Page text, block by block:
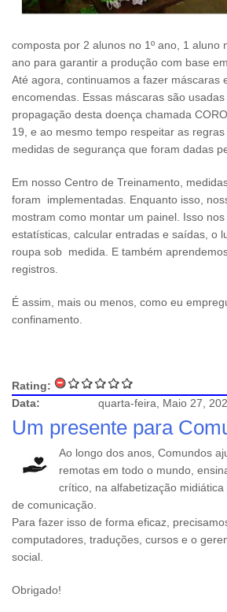
composta por 2 alunos no 1º ano, 1 aluno
ano para garantir a produção com base
Até agora, continuamos a fazer máscaras
encomendas. Essas máscaras são
propagação desta doença chamada
19, e ao mesmo tempo respeitar as
medidas de segurança que foram dadas
Em nosso Centro de Treinamento,
foram implementadas. Enquanto isso,
mostram como montar um painel. Isso
estatísticas, calcular entradas e saídas, o
roupa sob medida. E também
registros.
É assim, mais ou menos, como eu
confinamento.
Rating:
Data:
quarta-feira, Maio 27,
Um presente para
Ao longo dos anos, Comundos
remotas em todo o mundo,
crítico, na alfabetização
de comunicação.
Para fazer isso de forma eficaz,
computadores, traduções, cursos e o
social.
Obrigado!